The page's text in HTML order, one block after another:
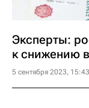
Эксперты:
к снижению
5 сентября 2023, 15:43